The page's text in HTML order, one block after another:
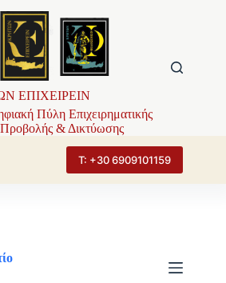
ΕΠΙΧΕΙΡΕΙΝ
Πύλη Επιχειρηματικής
& Δικτύωσης
Τ: +30 6909101159